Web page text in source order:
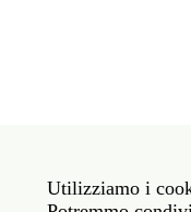
media
Roma: Via
Utilizziamo i